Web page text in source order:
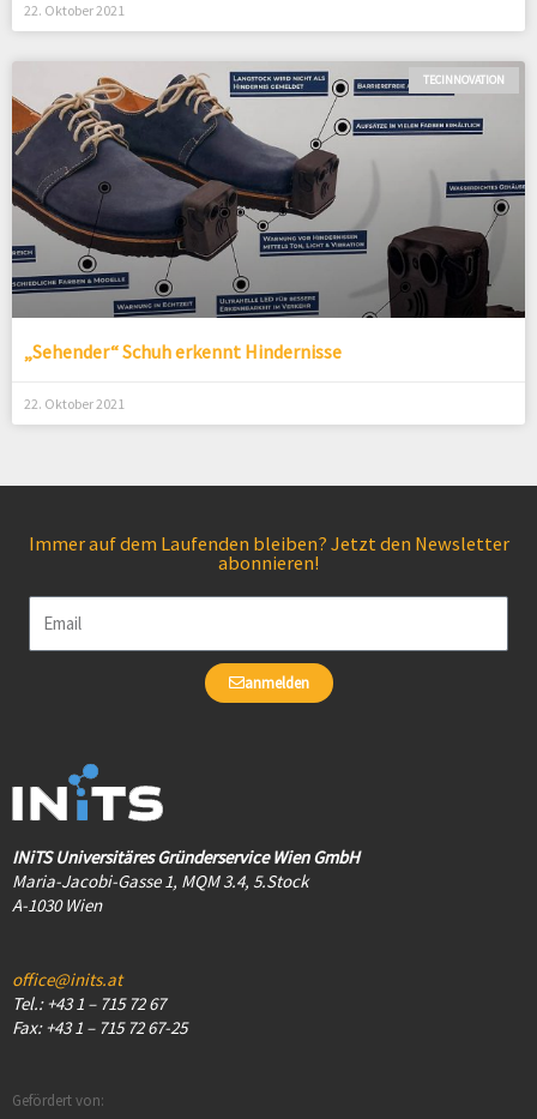
22. Oktober 2021
TECINNOVATION
„Sehender“ Schuh erkennt Hindernisse
22. Oktober 2021
Immer auf dem Laufenden bleiben? Jetzt den Newsletter
abonnieren!
Email
anmelden
INiTS Universitäres Gründerservice Wien GmbH
Maria-Jacobi-Gasse 1, MQM 3.4, 5.Stock
A-1030 Wien
office@inits.at
Tel.: +43 1 – 715 72 67
Fax: +43 1 – 715 72 67-25
Gefördert von: